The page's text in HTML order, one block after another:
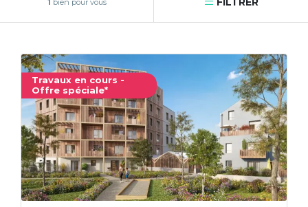
1 bien pour vous
Travaux en cours -
Offre spéciale*